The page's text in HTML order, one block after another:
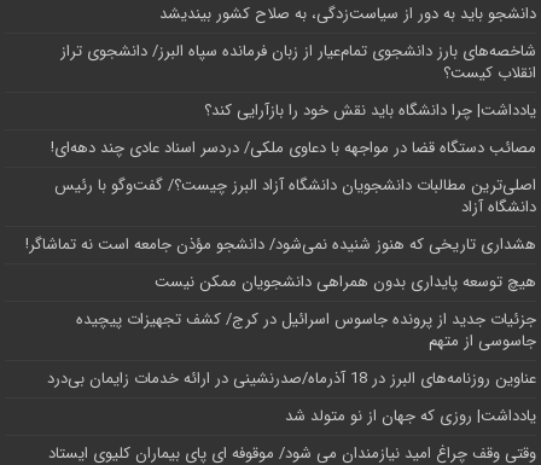
دانشجو باید به دور از سیاست‌زدگی، به صلاح کشور بیندیشد
شاخصه‌های بارز دانشجوی تمام‌عیار از زبان فرمانده سپاه البرز/ دانشجوی تراز
انقلاب کیست؟
یادداشت| چرا دانشگاه باید نقش خود را بازآرایی کند؟
مصائب دستگاه قضا در مواجهه با دعاوی ملکی/ دردسر اسناد عادی چند‌ دهه‌ای!
اصلی‌ترین مطالبات دانشجویان دانشگاه آزاد البرز چیست؟/ گفت‌وگو با رئیس
دانشگاه آز‌اد
هشداری تاریخی که هنوز شنیده نمی‌شود/ دانشجو مؤذن جامعه است نه تماشاگر!
هیچ توسعه پایداری بدون همراهی دانشجویان ممکن نیست
جزئیات جدید از پرونده جاسوس اسرائیل در کرج/‌ کشف تجهیزات پیچیده
جاسوسی از متهم
عناوین روزنامه‌های البرز در ‌18 آذرماه/صدرنشینی در ارائه خدمات زایمان بی‌درد
یادداشت| روزی که جهان از نو متولد شد
وقتی وقف چراغ امید نیازمندان می شود/ موقوفه ای پای بیماران کلیوی ایستاد